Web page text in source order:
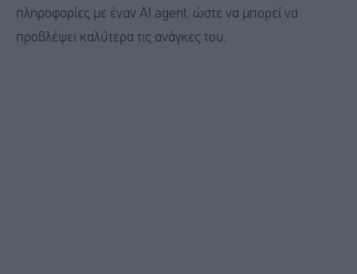
πληροφορίες με έναν ΑΙ agent, ώστε να μπορεί να
προβλέψει καλύτερα τις ανάγκες του.